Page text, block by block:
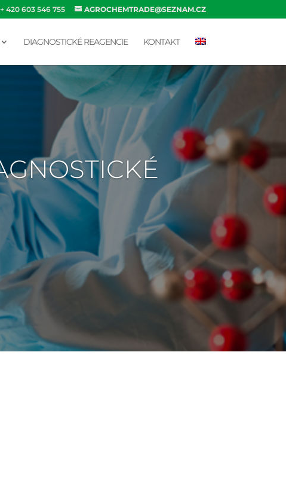
+ 420 603 546 755 AGROCHEMTRADE@SEZNAM.CZ
DIAGNOSTICKÉ REAGENCIE KONTAKT